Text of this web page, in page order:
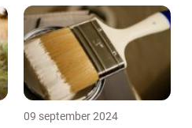
09 september 2024